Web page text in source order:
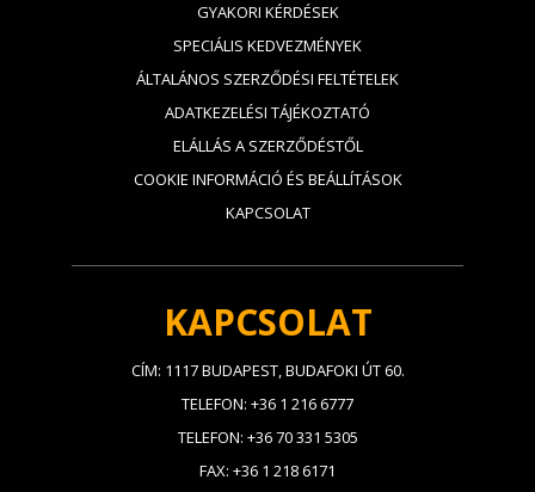
GYAKORI KÉRDÉSEK
SPECIÁLIS KEDVEZMÉNYEK
ÁLTALÁNOS SZERZŐDÉSI FELTÉTELEK
ADATKEZELÉSI TÁJÉKOZTATÓ
ELÁLLÁS A SZERZŐDÉSTŐL
COOKIE INFORMÁCIÓ ÉS BEÁLLÍTÁSOK
KAPCSOLAT
KAPCSOLAT
CÍM: 1117 BUDAPEST, BUDAFOKI ÚT 60.
TELEFON: +36 1 216 6777
TELEFON: +36 70 331 5305
FAX: +36 1 218 6171